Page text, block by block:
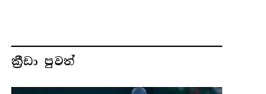
ක්‍රීඩා පුවත්